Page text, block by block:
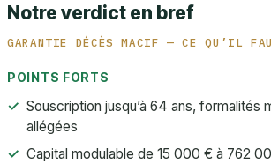
Notre verdict en bref
GARANTIE DÉCÈS MACIF — CE QU’IL
POINTS FORTS
Souscription jusqu’à 64 ans, formalités
allégées
Capital modulable de 15 000 € à 762